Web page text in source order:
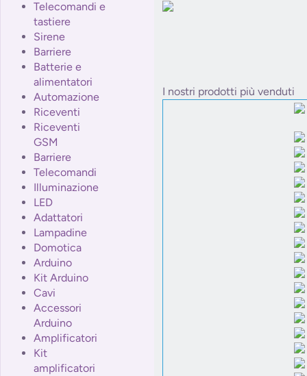
Telecomandi e
tastiere
Sirene
Barriere
Batterie e
alimentatori
Automazione
Riceventi
Riceventi
GSM
Barriere
Telecomandi
Illuminazione
LED
Adattatori
Lampadine
Domotica
Arduino
Kit Arduino
Cavi
Accessori
Arduino
Amplificatori
Kit
amplificatori
I nostri prodotti più venduti